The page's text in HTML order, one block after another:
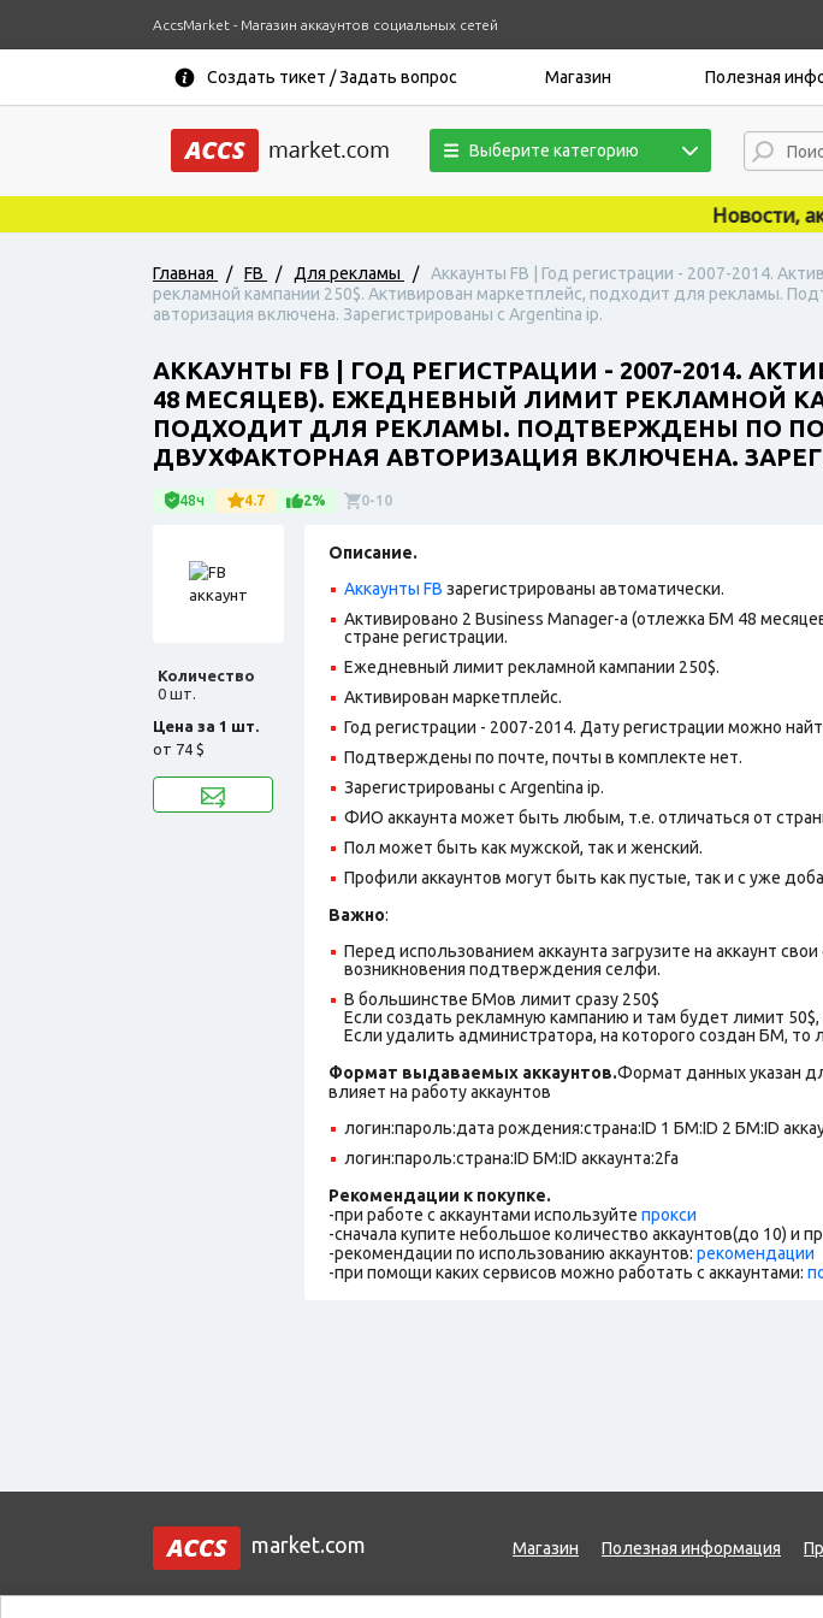
AccsMarket - Магазин аккаунтов социальных сетей
Создать тикет / Задать вопрос Магазин Полезная
Выберите категорию
Новости,
Главная / FB / Для рекламы /
Аккаунты FB | Год регистрации - 2007-2014.
рекламной кампании 250$. Активирован маркетплейс, подходит для рекламы.
авторизация включена. Зарегистрированы с Argentina ip.
АККАУНТЫ FB | ГОД РЕГИСТРАЦИИ - 2007-2014.
48 МЕСЯЦЕВ). ЕЖЕДНЕВНЫЙ ЛИМИТ РЕКЛАМНОЙ
ПОДХОДИТ ДЛЯ РЕКЛАМЫ. ПОДТВЕРЖДЕНЫ ПО
ДВУХФАКТОРНАЯ АВТОРИЗАЦИЯ ВКЛЮЧЕНА.
48ч 4.7 2% 0-10
Количество
0 шт.
Цена за 1 шт.
от 74 $
Описание.
Аккаунты FB зарегистрированы автоматически.
Активировано 2 Business Manager-а (отлежка БМ 48
стране регистрации.
Ежедневный лимит рекламной кампании 250$.
Активирован маркетплейс.
Год регистрации - 2007-2014. Дату регистрации можно
Подтверждены по почте, почты в комплекте нет.
Зарегистрированы с Argentina ip.
ФИО аккаунта может быть любым, т.е. отличаться от
Пол может быть как мужской, так и женский.
Профили аккаунтов могут быть как пустые, так и с уже
Важно:
Перед использованием аккаунта загрузите на аккаунт
возникновения подтверждения селфи.
В большинстве БМов лимит сразу 250$
Если создать рекламную кампанию и там будет лимит
Если удалить администратора, на которого создан БМ,
Формат выдаваемых аккаунтов.Формат данных указан
влияет на работу аккаунтов
логин:пароль:дата рождения:страна:ID 1 БМ:ID 2 БМ:ID
логин:пароль:страна:ID БМ:ID аккаунта:2fa
Рекомендации к покупке.
-при работе с аккаунтами используйте прокси
-сначала купите небольшое количество аккаунтов(до 10) и
-рекомендации по использованию аккаунтов: рекомендации
-при помощи каких сервисов можно работать с аккаунтами:
market.com Магазин Полезная информация